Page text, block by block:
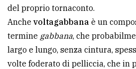
ALTRE
TESTATE
del proprio tornaconto.
Anche voltagabbana è un
termine gabbana, che
largo e lungo, senza cintura,
volte foderato di pelliccia, che in